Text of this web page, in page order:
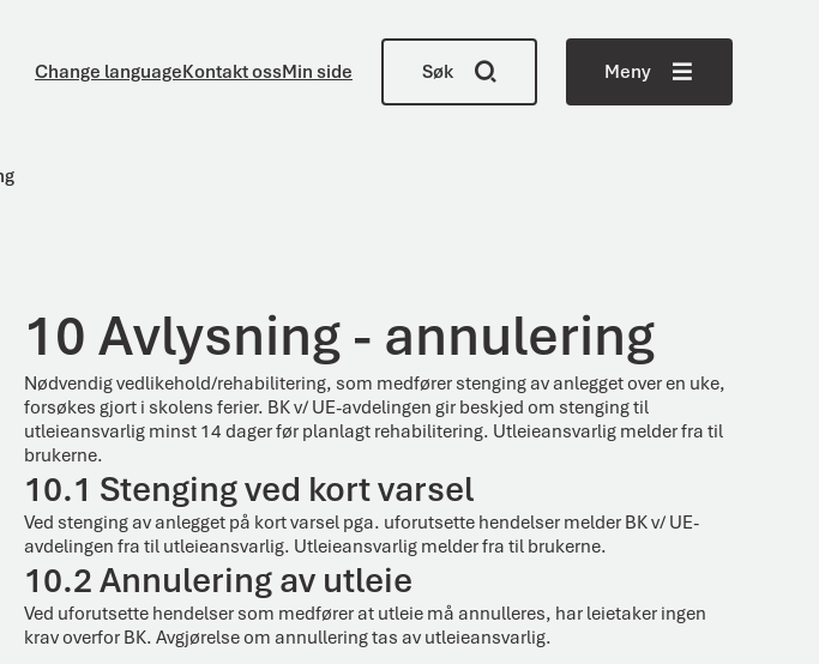
Change languageKontakt ossMin side Søk Meny
10 Avlysning - annulering
Nødvendig vedlikehold/rehabilitering, som medfører stenging av anlegget over en uke,
forsøkes gjort i skolens ferier. BK v/ UE-avdelingen gir beskjed om stenging til
utleieansvarlig minst 14 dager før planlagt rehabilitering. Utleieansvarlig melder fra til
brukerne.
10.1 Stenging ved kort varsel
Ved stenging av anlegget på kort varsel pga. uforutsette hendelser melder BK v/ UE-
avdelingen fra til utleieansvarlig. Utleieansvarlig melder fra til brukerne.
10.2 Annulering av utleie
Ved uforutsette hendelser som medfører at utleie må annulleres, har leietaker ingen
krav overfor BK. Avgjørelse om annullering tas av utleieansvarlig.